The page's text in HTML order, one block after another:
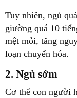
Tuy nhiên, ngủ
giường quá 10
mệt mỏi, tăng
loạn chuyển hóa.
2. Ngủ sớm
Cơ thể con người